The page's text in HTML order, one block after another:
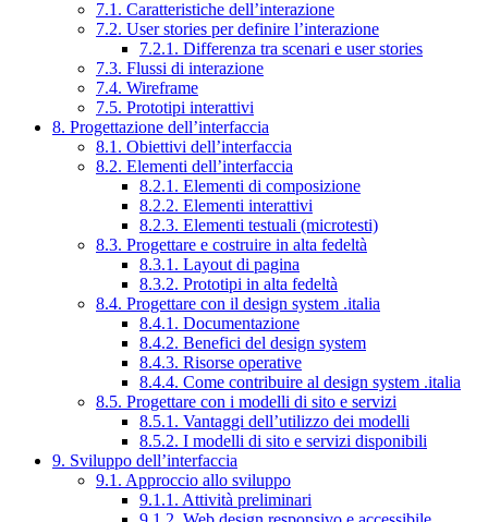
7.1. Caratteristiche dell’interazione
7.2. User stories per definire l’interazione
7.2.1. Differenza tra scenari e user stories
7.3. Flussi di interazione
7.4. Wireframe
7.5. Prototipi interattivi
8. Progettazione dell’interfaccia
8.1. Obiettivi dell’interfaccia
8.2. Elementi dell’interfaccia
8.2.1. Elementi di composizione
8.2.2. Elementi interattivi
8.2.3. Elementi testuali (microtesti)
8.3. Progettare e costruire in alta fedeltà
8.3.1. Layout di pagina
8.3.2. Prototipi in alta fedeltà
8.4. Progettare con il design system .italia
8.4.1. Documentazione
8.4.2. Benefici del design system
8.4.3. Risorse operative
8.4.4. Come contribuire al design system .italia
8.5. Progettare con i modelli di sito e servizi
8.5.1. Vantaggi dell’utilizzo dei modelli
8.5.2. I modelli di sito e servizi disponibili
9. Sviluppo dell’interfaccia
9.1. Approccio allo sviluppo
9.1.1. Attività preliminari